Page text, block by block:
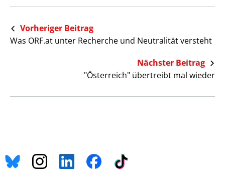
Vorheriger Beitrag
Was ORF.at unter Recherche und Neutralität versteht
Nächster Beitrag
"Österreich" übertreibt mal wieder